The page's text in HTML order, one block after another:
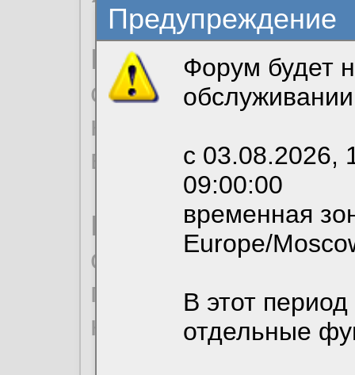
Предупреждение
Форум будет
с 03.08.2026,
09:00:00
временная
Europe/
В этот
отдельные
Продолжая
согласие на
необходимых для
вы можете
По
ознакомиться с
пользовательским